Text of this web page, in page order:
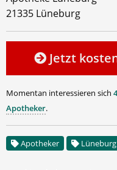
21335 Lüneburg
Jetzt
Momentan interessieren sich
Apotheker.
Apotheker Lüneburg